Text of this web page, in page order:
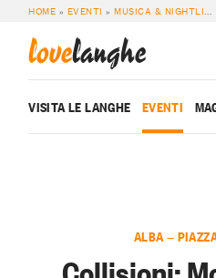
HOME » EVENTI »MUSICA & NIGHTLIFE
lovelanghe
VISITA LE LANGHE EVENTI
ALBA —